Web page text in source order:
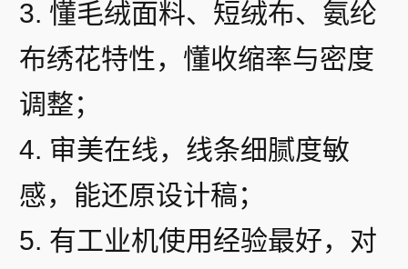
3. 懂毛绒面料、短绒布、氨纶
布绣花特性，懂收缩率与密度
调整；
4. 审美在线，线条细腻度敏
感，能还原设计稿；
5. 有工业机使用经验最好，对